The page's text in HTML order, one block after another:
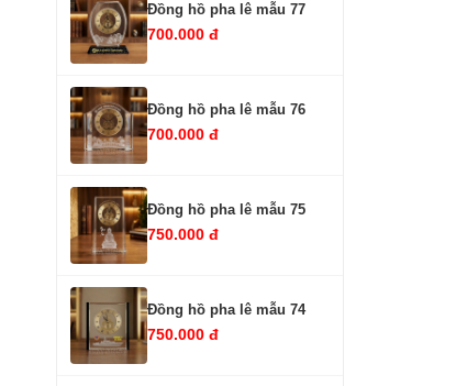
Đồng hồ pha lê mẫu 77
700.000 đ
Đồng hồ pha lê mẫu 76
700.000 đ
Đồng hồ pha lê mẫu 75
750.000 đ
Đồng hồ pha lê mẫu 74
750.000 đ